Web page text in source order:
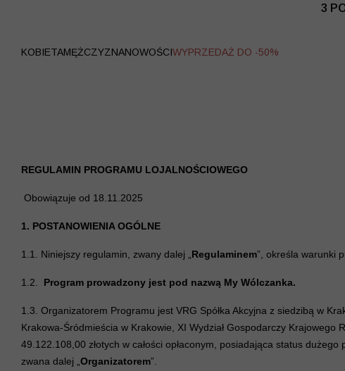
3
WYPRZEDAŻ
KOBIETAMĘŻCZYZNANOWOŚCIWYPRZEDAŻ DO -50%
REGULAMIN PROGRAMU LOJALNOŚCIOWEGO
Obowiązuje od 18.11.2025
1. POSTANOWIENIA OGÓLNE
1.1. Niniejszy regulamin, zwany dalej „ Regulaminem”, określa warunki
1.2. Program prowadzony jest pod nazwą My Wólczanka.
1.3. Organizatorem Programu jest VRG Spółka Akcyjna z siedzibą w
Krakowa-Śródmieścia w Krakowie, XI Wydział Gospodarczy
49.122.108,00 złotych w całości opłaconym, posiadająca status dużego
zwana dalej „ Organizatorem”.